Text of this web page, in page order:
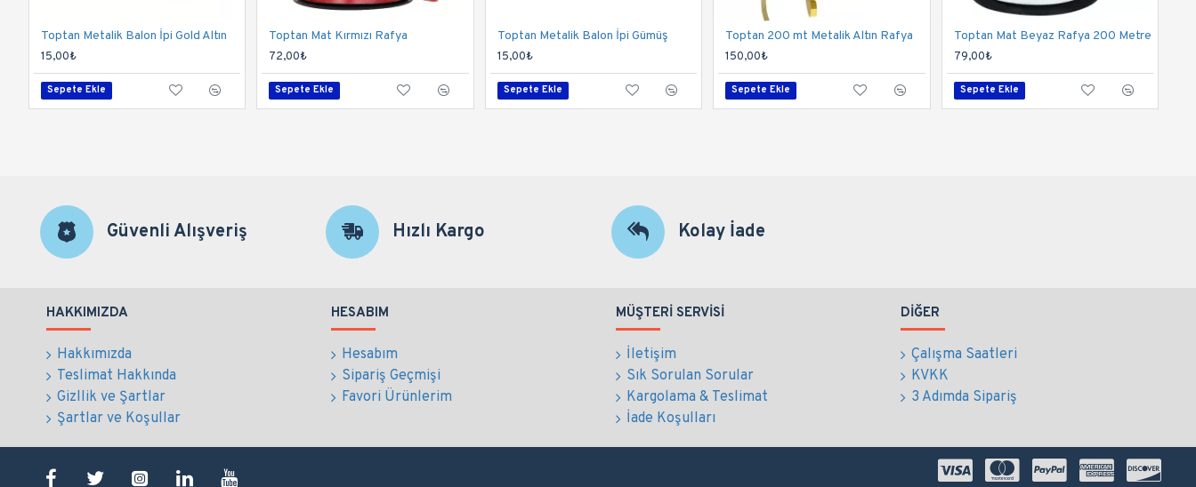
Toptan Metalik Balon İpi Gold Altın
15,00₺
Sepete Ekle
Toptan Mat Kırmızı Rafya
72,00₺
Sepete Ekle
Toptan Metalik Balon İpi Gümüş
15,00₺
Sepete Ekle
Toptan 200 mt Metalik Altın Rafya
150,00₺
Sepete Ekle
Toptan Mat Beyaz Rafya 200 Metre
79,00₺
Sepete Ekle
Güvenli Alışveriş Hızlı Kargo Kolay İade
HAKKIMIZDA
Hakkımızda
Teslimat Hakkında
Gizllik ve Şartlar
Şartlar ve Koşullar
HESABIM
Hesabım
Sipariş Geçmişi
Favori Ürünlerim
MÜŞTERI SERVISI
İletişim
Sık Sorulan Sorular
Kargolama & Teslimat
İade Koşulları
DIĞER
Çalışma Saatleri
KVKK
3 Adımda Sipariş